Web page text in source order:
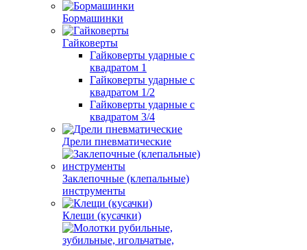
Бормашинки
Гайковерты
Гайковерты ударные с
квадратом 1
Гайковерты ударные с
квадратом 1/2
Гайковерты ударные с
квадратом 3/4
Дрели пневматические
Заклепочные (клепальные)
инструменты
Клещи (кусачки)